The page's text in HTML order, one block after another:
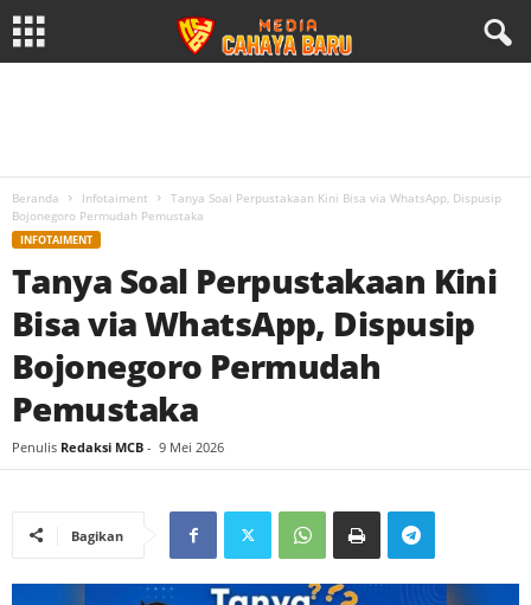
Beranda Infotaiment
Tanya Soal Perpustakaan Kini Bisa via WhatsApp, Dispusip
Bojonegoro Permudah Pemustaka
INFOTAIMENT
Tanya Soal Perpustakaan Kini
Bisa via WhatsApp, Dispusip
Bojonegoro Permudah
Pemustaka
Penulis Redaksi MCB - 9 Mei 2026
Bagikan